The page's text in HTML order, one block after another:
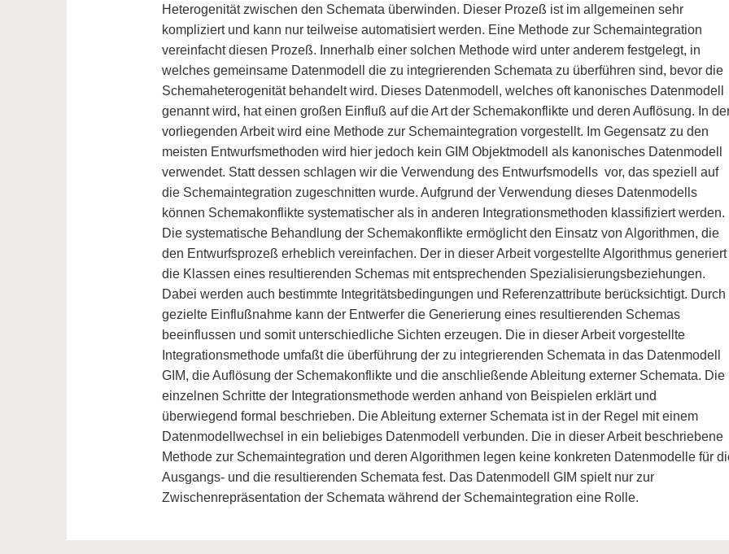
Heterogenität zwischen den Schemata überwinden. Dieser Prozeß ist im allgemeinen sehr
kompliziert und kann nur teilweise automatisiert werden. Eine Methode zur Schemaintegration
vereinfacht diesen Prozeß. Innerhalb einer solchen Methode wird unter anderem festgelegt, in
welches gemeinsame Datenmodell die zu integrierenden Schemata zu überführen sind, bevor die
Schemaheterogenität behandelt wird. Dieses Datenmodell, welches oft kanonisches Datenmodell
genannt wird, hat einen großen Einfluß auf die Art der Schemakonflikte und deren Auflösung. In
vorliegenden Arbeit wird eine Methode zur Schemaintegration vorgestellt. Im Gegensatz zu den
meisten Entwurfsmethoden wird hier jedoch kein GIM Objektmodell als kanonisches Datenmodell
verwendet. Statt dessen schlagen wir die Verwendung des Entwurfsmodells vor, das speziell auf
die Schemaintegration zugeschnitten wurde. Aufgrund der Verwendung dieses Datenmodells
können Schemakonflikte systematischer als in anderen Integrationsmethoden klassifiziert werden.
Die systematische Behandlung der Schemakonflikte ermöglicht den Einsatz von Algorithmen, die
den Entwurfsprozeß erheblich vereinfachen. Der in dieser Arbeit vorgestellte Algorithmus generiert
die Klassen eines resultierenden Schemas mit entsprechenden Spezialisierungsbeziehungen.
Dabei werden auch bestimmte Integritätsbedingungen und Referenzattribute berücksichtigt. Durch
gezielte Einflußnahme kann der Entwerfer die Generierung eines resultierenden Schemas
beeinflussen und somit unterschiedliche Sichten erzeugen. Die in dieser Arbeit vorgestellte
Integrationsmethode umfaßt die überführung der zu integrierenden Schemata in das Datenmodell
GIM, die Auflösung der Schemakonflikte und die anschließende Ableitung externer Schemata. Die
einzelnen Schritte der Integrationsmethode werden anhand von Beispielen erklärt und
überwiegend formal beschrieben. Die Ableitung externer Schemata ist in der Regel mit einem
Datenmodellwechsel in ein beliebiges Datenmodell verbunden. Die in dieser Arbeit beschriebene
Methode zur Schemaintegration und deren Algorithmen legen keine konkreten Datenmodelle für
Ausgangs- und die resultierenden Schemata fest. Das Datenmodell GIM spielt nur zur
Zwischenrepräsentation der Schemata während der Schemaintegration eine Rolle.